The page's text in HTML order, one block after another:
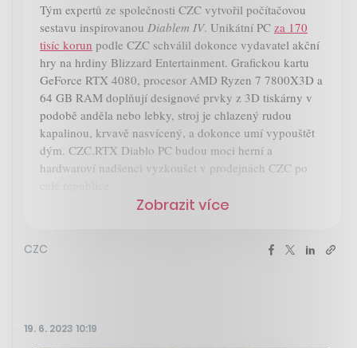
Tým expertů ze společnosti CZC vytvořil počítačovou
sestavu inspirovanou Diablem IV. Unikátní PC za 170
tisíc korun podle CZC schválil dokonce vydavatel akční
hry na hrdiny Blizzard Entertainment. Grafickou kartu
GeForce RTX 4080, procesor AMD Ryzen 7 7800X3D a
64 GB RAM doplňují designové prvky z 3D tiskárny v
podobě anděla nebo lebky, stroj je chlazený rudou
kapalinou, krvavě nasvícený, a dokonce umí vypouštět
dým. CZC.RTX Diablo PC budou moci herní a
hardwaroví nadšenci vyzkoušet v prodejnách CZC po
Zobrazit více
CZC
19. 6. 2023 10:19